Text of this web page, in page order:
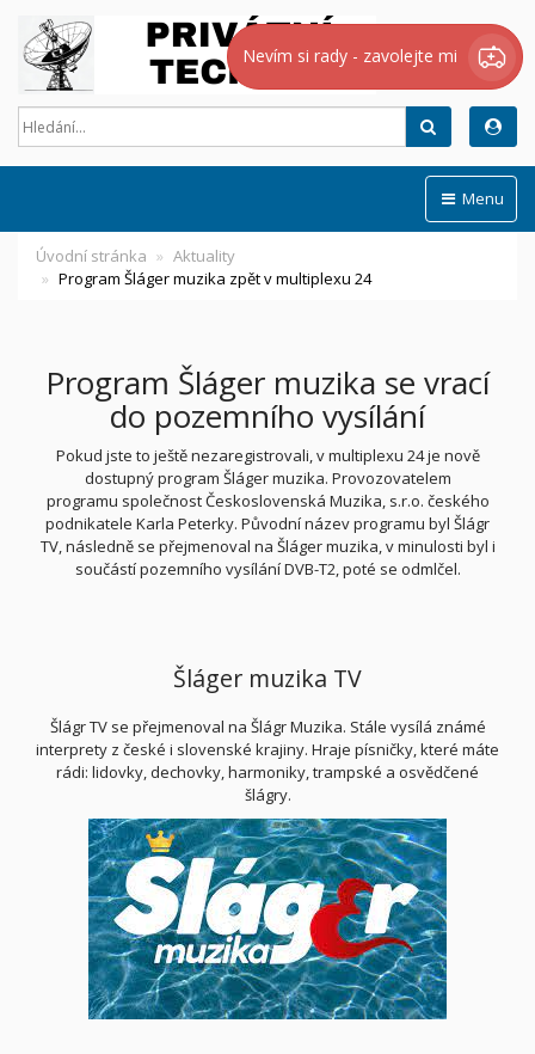
Nevím si rady - zavolejte mi
Menu
Úvodní stránka
Aktuality
Program Šláger muzika zpět v multiplexu 24
Program Šláger muzika se vrací
do pozemního vysílání
Pokud jste to ještě nezaregistrovali, v multiplexu 24 je nově
dostupný program Šláger muzika. Provozovatelem
programu společnost Československá Muzika, s.r.o. českého
podnikatele Karla Peterky. Původní název programu byl Šlágr
TV, následně se přejmenoval na Šláger muzika, v minulosti byl i
součástí pozemního vysílání DVB-T2, poté se odmlčel.
Šláger muzika TV
Šlágr TV se přejmenoval na Šlágr Muzika. Stále vysílá známé
interprety z české i slovenské krajiny. Hraje písničky, které máte
rádi: lidovky, dechovky, harmoniky, trampské a osvědčené
šlágry.